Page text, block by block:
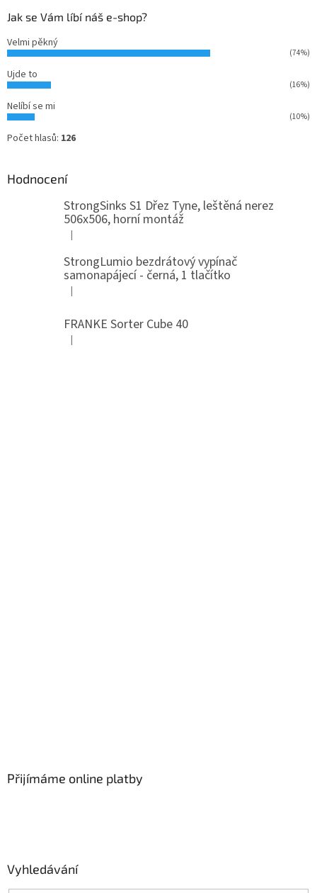
Jak se Vám líbí náš e-shop?
Velmi pěkný
(74%)
Ujde to
(16%)
Nelíbí se mi
(10%)
Počet hlasů: 126
Hodnocení
StrongSinks S1 Dřez Tyne, leštěná nerez
506x506, horní montáž
Hodnocení produktu je 5 z 5 hvězdiček.
|
StrongLumio bezdrátový vypínač
samonapájecí - černá, 1 tlačítko
Hodnocení produktu je 4 z 5 hvězdiček.
|
FRANKE Sorter Cube 40
Hodnocení produktu je 3 z 5 hvězdiček.
|
Přijímáme online platby
Vyhledávání